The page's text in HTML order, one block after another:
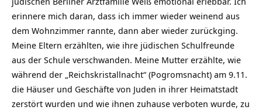
erinnere mich daran, dass ich immer wieder weinend aus
dem Wohnzimmer rannte, dann aber wieder zurückging.
Meine Eltern erzählten, wie ihre jüdischen Schulfreunde
aus der Schule verschwanden. Meine Mutter erzählte, wie
während der „Reichskristallnacht“ (Pogromsnacht) am 9.11.
die Häuser und Geschäfte von Juden in ihrer Heimatstadt
zerstört wurden und wie ihnen zuhause verboten wurde, zu